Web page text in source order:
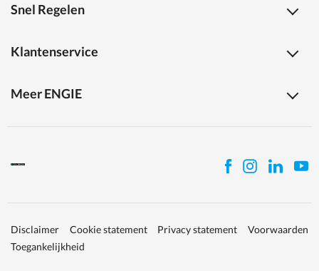
Snel Regelen
Klantenservice
Meer ENGIE
Disclaimer Cookie statement Privacy statement
Voorwaarden
Toegankelijkheid